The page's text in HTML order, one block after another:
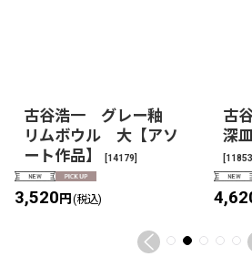
古谷浩一 グレー釉
リムボウル 大【アソ
ート作品】
[14179]
3,520円 (税込)
古
深
[11853